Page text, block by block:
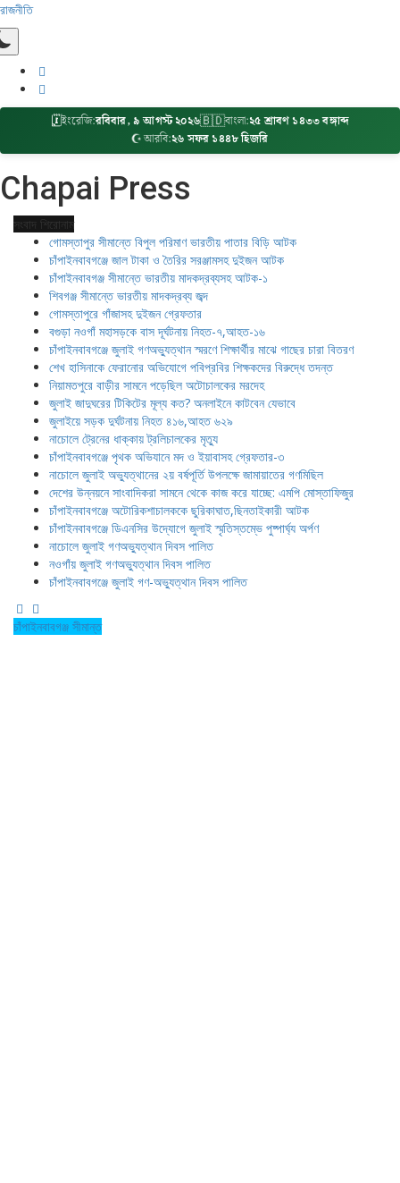
রাজনীতি
🗓️ইংরেজি:রবিবার, ৯ আগস্ট ২০২৬🇧🇩বাংলা:২৫ শ্রাবণ ১৪৩৩ বঙ্গাব্দ
☪️আরবি:২৬ সফর ১৪৪৮ হিজরি
Chapai Press
সংবাদ শিরোনাম
গোমস্তাপুর সীমান্তে বিপুল পরিমাণ ভারতীয় পাতার বিড়ি আটক
চাঁপাইনবাবগঞ্জে জাল টাকা ও তৈরির সরঞ্জামসহ দুইজন আটক
চাঁপাইনবাবগঞ্জ সীমান্তে ভারতীয় মাদকদ্রব্যসহ আটক-১
শিবগঞ্জ সীমান্তে ভারতীয় মাদকদ্রব্য জব্দ
গোমস্তাপুরে গাঁজাসহ দুইজন গ্রেফতার
বগুড়া নওগাঁ মহাসড়কে বাস দূর্ঘটনায় নিহত-৭,আহত-১৬
চাঁপাইনবাবগঞ্জে জুলাই গণঅভ্যুত্থান স্মরণে শিক্ষার্থীর মাঝে গাছের চারা বিতরণ
শেখ হাসিনাকে ফেরানোর অভিযোগে পবিপ্রবির শিক্ষকদের বিরুদ্ধে তদন্ত
নিয়ামতপুরে বাড়ীর সামনে পড়েছিল অটোচালকের মরদেহ
জুলাই জাদুঘরের টিকিটের মূল্য কত? অনলাইনে কাটবেন যেভাবে
জুলাইয়ে সড়ক দুর্ঘটনায় নিহত ৪১৬,আহত ৬২৯
নাচোলে ট্রেনের ধাক্কায় ট্রলিচালকের মৃত্যু
চাঁপাইনবাবগঞ্জে পৃথক অভিযানে মদ ও ইয়াবাসহ গ্রেফতার-৩
নাচোলে জুলাই অভ্যুত্থানের ২য় বর্ষপূর্তি উপলক্ষে জামায়াতের গণমিছিল
দেশের উন্নয়নে সাংবাদিকরা সামনে থেকে কাজ করে যাচ্ছে: এমপি মোস্তাফিজুর
চাঁপাইনবাবগঞ্জে অটোরিকশাচালককে ছুরিকাঘাত,ছিনতাইকারী আটক
চাঁপাইনবাবগঞ্জে ডিএনসির উদ্যোগে জুলাই স্মৃতিস্তম্ভে পুষ্পার্ঘ্য অর্পণ
নাচোলে জুলাই গণঅভ্যুত্থান দিবস পালিত
নওগাঁয় জুলাই গণঅভ্যুত্থান দিবস পালিত
চাঁপাইনবাবগঞ্জে জুলাই গণ-অভ্যুত্থান দিবস পালিত
চাঁপাইনবাবগঞ্জ সীমান্ত